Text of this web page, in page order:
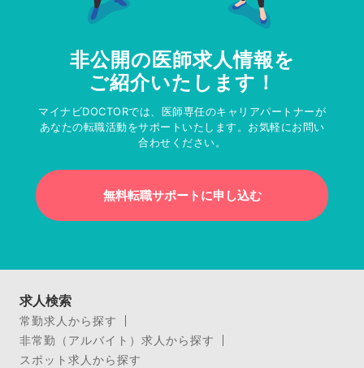
非公開の医師求人情報を
ご紹介いたします！
マイナビDOCTORでは、医師専任のキャリアパートナーが
あなたの転職活動をサポートいたします。お気軽にお問い
合わせください。
無料転職サポートに申し込む
求人検索
常勤求人から探す
非常勤（アルバイト）求人から探す
スポット求人から探す